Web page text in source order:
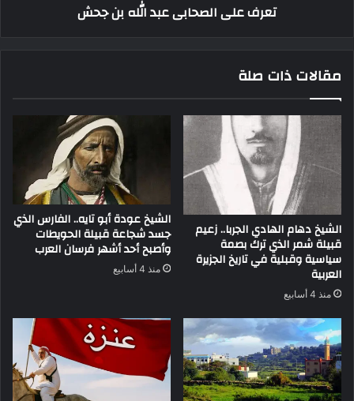
تعرف على الصحابى عبد الله بن جحش
مقالات ذات صلة
الشيخ دهام الهادي الجربا.. زعيم
قبيلة شمر الذي ترك بصمة
سياسية وقبلية في تاريخ الجزيرة
العربية
منذ 4 أسابيع
الشيخ عودة أبو تايه.. الفارس الذي
جسد شجاعة قبيلة الحويطات
وأصبح أحد أشهر فرسان العرب
منذ 4 أسابيع